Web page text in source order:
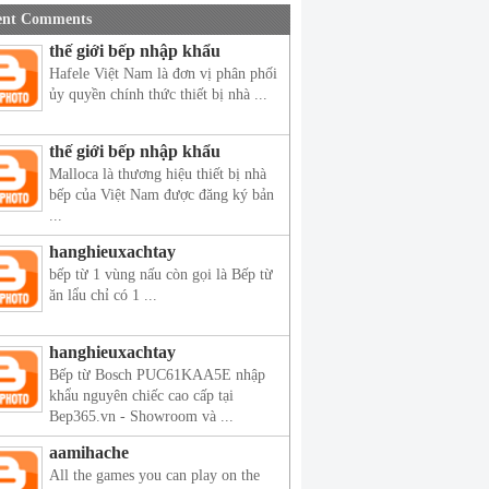
Comments
thế giới bếp nhập khẩu
Hafele Việt Nam là đơn vị phân phối
ủy quyền chính thức thiết bị nhà ...
thế giới bếp nhập khẩu
Malloca là thương hiệu thiết bị nhà
bếp của Việt Nam được đăng ký bản
...
hanghieuxachtay
bếp từ 1 vùng nấu còn gọi là Bếp từ
ăn lẩu chỉ có 1 ...
hanghieuxachtay
Bếp từ Bosch PUC61KAA5E nhập
khẩu nguyên chiếc cao cấp tại
Bep365.vn - Showroom và ...
aamihache
All the games you can play on the